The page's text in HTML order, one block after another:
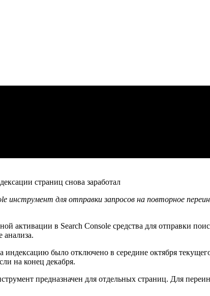
инструмент для отправки запросов на повторное
активации в Search Console средства для отправки
анализа.
было отключено в середине октября
на конец декабря.
предназначен для отдельных страниц. Для